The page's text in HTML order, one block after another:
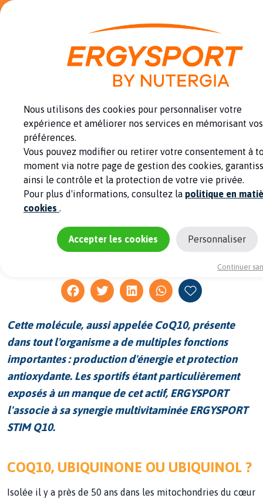
Groupe Nutergia
Santé Récupération
Le coenzyme Q10, de
l'énergie en stock !
Cette molécule, aussi appelée CoQ10, présente
dans tout l'organisme a de multiples fonctions
importantes : production d'énergie et protection
antioxydante. Les sportifs étant particulièrement
exposés à un manque de cet actif, ERGYSPORT
l'associe à sa synergie multivitaminée ERGYSPORT
STIM Q10.
COQ10, UBIQUINONE OU UBIQUINOL ?
Isolée il y a près de 50 ans dans les mitochondries du cœur
Panneau de gestion des cookies
Nous utilisons des cookies pour personnaliser votre
expérience et améliorer nos services en mémorisant vos
préférences.
Vous pouvez modifier ou retirer votre consentement à
moment via notre page de gestion des cookies,
ainsi le contrôle et la protection de votre vie privée.
Pour plus d'informations, consultez la politique en
cookies .
Accepter les cookies
Continuer
Personnaliser